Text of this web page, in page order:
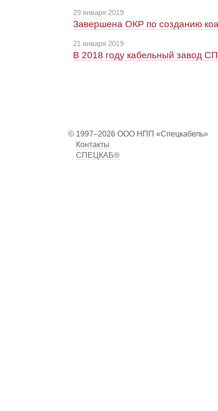
29 января 2019
Завершена ОКР по созданию
21 января 2019
В 2018 году кабельный завод
© 1997–2026 ООО НПП «Спецкабель»
Контакты
СПЕЦКАБ®